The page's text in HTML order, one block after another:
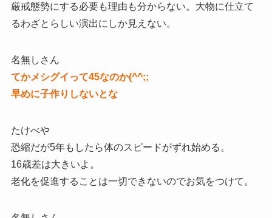
厳戒態勢にする必要も理由も分からない。大物に仕立て
るわざとらしい演出にしか見えない。
名無しさん
てかメシグイって45なのか(^^;;
早めに子作りしないとな
たけべや
恐縮だが5年もしたら体のスピードがずれ始める。
16歳差は大きいよ。
老化を促進することは一切できないのでお気をつけて。